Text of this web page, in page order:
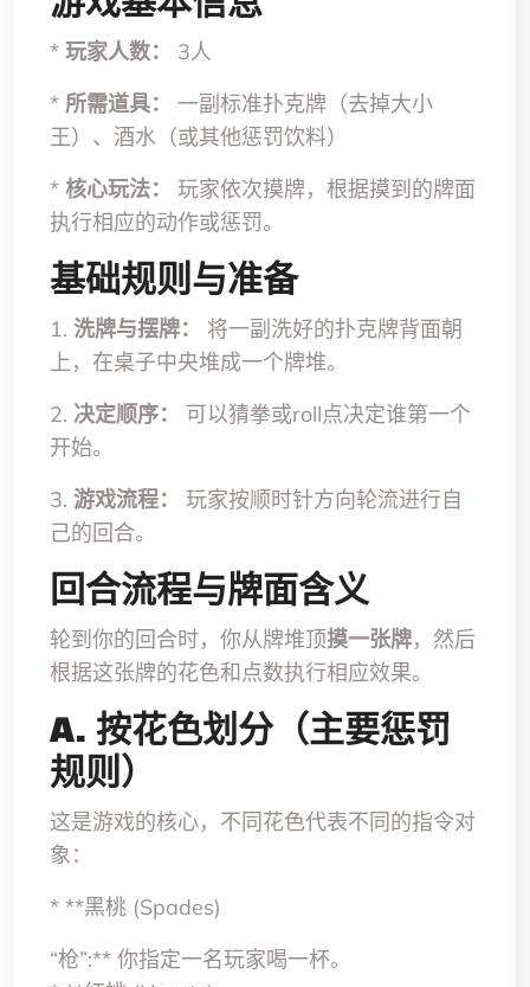
* 玩家人数：
3人
* 所需道具：
一副标准扑克牌（去掉大小
王）、酒水（或其他惩罚饮料）
* 核心玩法：
玩家依次摸牌，根据摸到的牌面
执行相应的动作或惩罚。
基础规则与准备
1. 洗牌与摆牌：
将一副洗好的扑克牌背面朝
上，在桌子中央堆成一个牌堆。
2. 决定顺序：
可以猜拳或roll点决定谁第一个
开始。
3. 游戏流程：
玩家按顺时针方向轮流进行自
己的回合。
回合流程与牌面含义
轮到你的回合时，你从牌堆顶摸一张牌，然后
根据这张牌的花色和点数执行相应效果。
A. 按花色划分（主要惩罚
规则）
这是游戏的核心，不同花色代表不同的指令对
象：
* **黑桃 (Spades)
“枪”:** 你指定一名玩家喝一杯。